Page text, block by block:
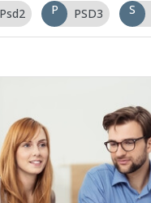
Psd2 P PSD3 S